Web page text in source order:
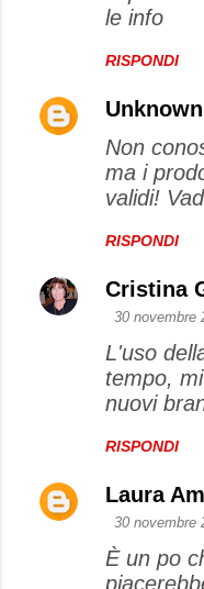
le info
RISPONDI
Unknown
Non
ma i
validi!
RISPONDI
Cristina
30 novembre
L'uso
tempo,
nuovi
RISPONDI
Laura
30 novembre
È un po